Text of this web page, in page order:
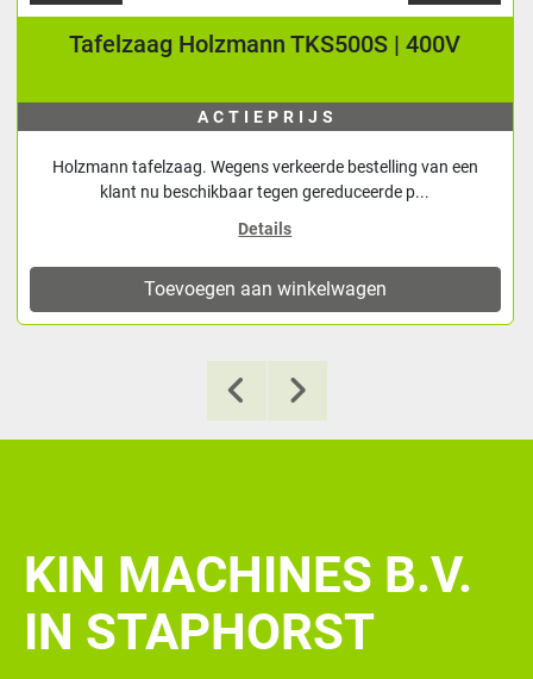
Tafelzaag Holzmann TKS500S | 400V
ACTIEPRIJS
Holzmann tafelzaag. Wegens verkeerde bestelling van een
klant nu beschikbaar tegen gereduceerde p...
Details
Toevoegen aan winkelwagen
KIN MACHINES B.V.
IN STAPHORST